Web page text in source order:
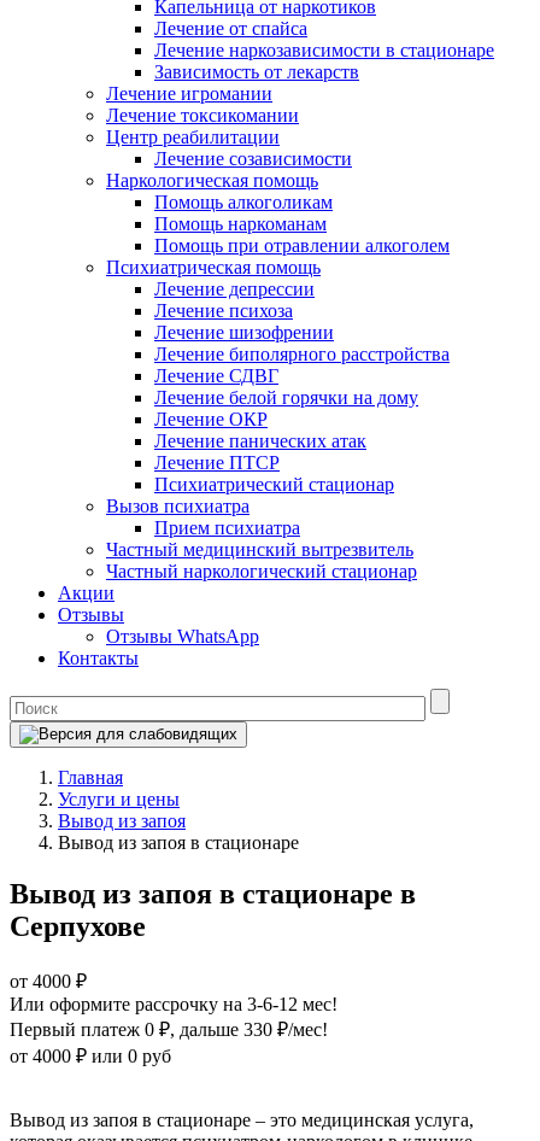
Капельница от наркотиков
Лечение от спайса
Лечение наркозависимости в стационаре
Зависимость от лекарств
Лечение игромании
Лечение токсикомании
Центр реабилитации
Лечение созависимости
Наркологическая помощь
Помощь алкоголикам
Помощь наркоманам
Помощь при отравлении алкоголем
Психиатрическая помощь
Лечение депрессии
Лечение психоза
Лечение шизофрении
Лечение биполярного расстройства
Лечение СДВГ
Лечение белой горячки на дому
Лечение ОКР
Лечение панических атак
Лечение ПТСР
Психиатрический стационар
Вызов психиатра
Прием психиатра
Частный медицинский вытрезвитель
Частный наркологический стационар
Акции
Отзывы
Отзывы WhatsApp
Контакты
Главная
Услуги и цены
Вывод из запоя
Вывод из запоя в стационаре
Вывод из запоя в стационаре в
Серпухове
от 4000 ₽
Или оформите рассрочку на 3-6-12 мес!
Первый платеж 0 ₽, дальше 330 ₽/мес!
от 4000 ₽ или 0 руб
Вывод из запоя в стационаре – это медицинская услуга,